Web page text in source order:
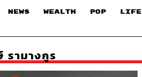
NEWS WEALTH POP LIFE
รามางกูร